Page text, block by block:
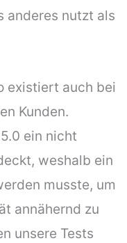
anderes nutzt als
existiert auch bei
Kunden.
ein nicht
weshalb ein
musste, um
annähernd zu
unsere Tests